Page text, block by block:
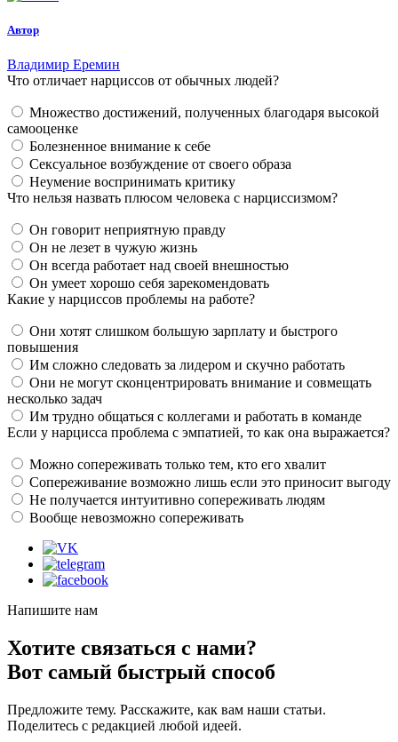
Автор
Владимир Еремин
Что отличает нарциссов от обычных людей?
Множество достижений, полученных благодаря высокой
самооценке
Болезненное внимание к себе
Сексуальное возбуждение от своего образа
Неумение воспринимать критику
Что нельзя назвать плюсом человека с нарциссизмом?
Он говорит неприятную правду
Он не лезет в чужую жизнь
Он всегда работает над своей внешностью
Он умеет хорошо себя зарекомендовать
Какие у нарциссов проблемы на работе?
Они хотят слишком большую зарплату и быстрого
повышения
Им сложно следовать за лидером и скучно работать
Они не могут сконцентрировать внимание и совмещать
несколько задач
Им трудно общаться с коллегами и работать в команде
Если у нарцисса проблема с эмпатией, то как она выражается?
Можно сопереживать только тем, кто его хвалит
Сопереживание возможно лишь если это приносит выгоду
Не получается интуитивно сопереживать людям
Вообще невозможно сопереживать
Напишите нам
Хотите связаться с нами?
Вот самый быстрый способ
Предложите тему. Расскажите, как вам наши статьи.
Поделитесь с редакцией любой идеей.